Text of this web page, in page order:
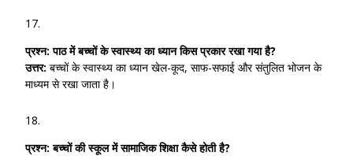
प्रश्न: पाठ में बच्चों के स्वास्थ्य का ध्यान किस प्रकार रखा गया है?
उत्तर: बच्चों के स्वास्थ्य का ध्यान खेल-कूद, साफ-सफाई और संतुलित भोजन के
माध्यम से रखा जाता है।
प्रश्न: बच्चों की स्कूल में सामाजिक शिक्षा कैसे होती है?